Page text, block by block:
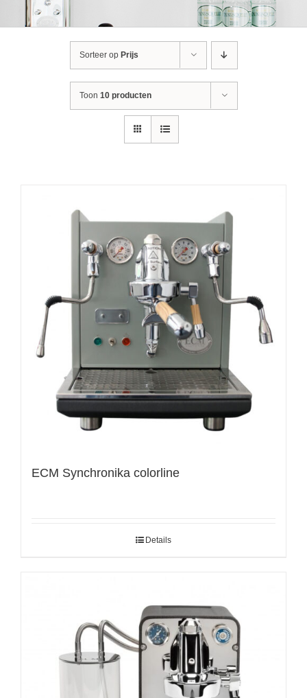
Sorteer op Prijs
Toon 10 producten
ECM Synchronika colorline
Details